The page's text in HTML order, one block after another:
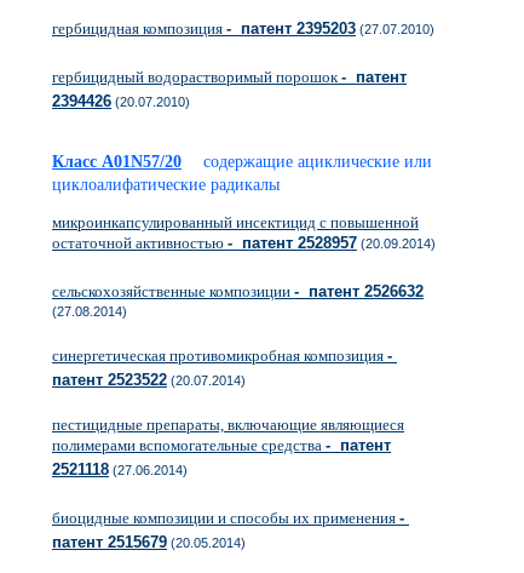
гербицидная композиция - патент 2395203 (27.07.2010)
гербицидный водорастворимый порошок- патент
2394426 (20.07.2010)
Класс A01N57/20
содержащие ациклические или
циклоалифатические радикалы
микроинкапсулированный инсектицид с повышенной
остаточной активностью - патент 2528957 (20.09.2014)
сельскохозяйственные композиции - патент 2526632
(27.08.2014)
синергетическая противомикробная композиция -
патент 2523522 (20.07.2014)
пестицидные препараты, включающие являющиеся
полимерами вспомогательные средства - патент
2521118 (27.06.2014)
биоцидные композиции и способы их применения -
патент 2515679 (20.05.2014)